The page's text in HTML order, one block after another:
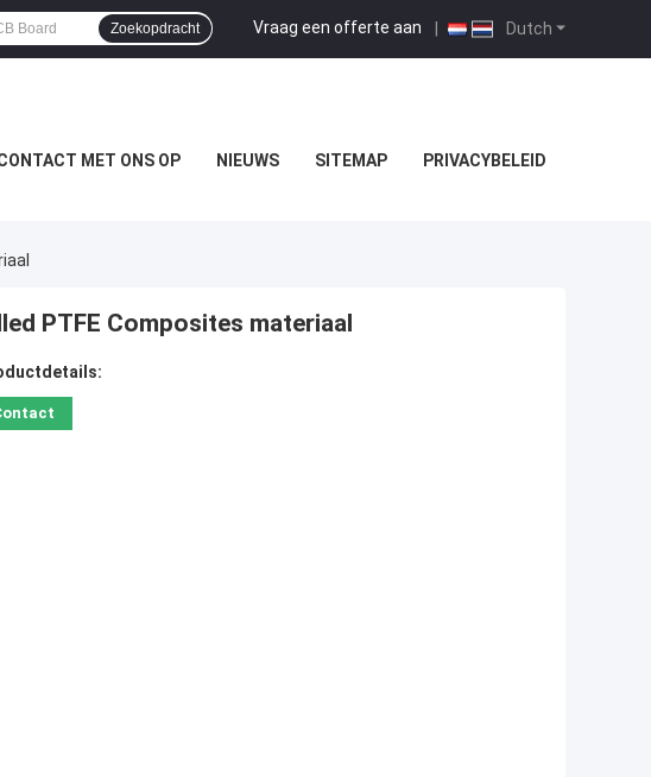
Dutch
Vraag een offerte aan |
Zoekopdracht
MET ONS OP NIEUWS SITEMAP PRIVACYBELEID
PTFE Composites materiaal